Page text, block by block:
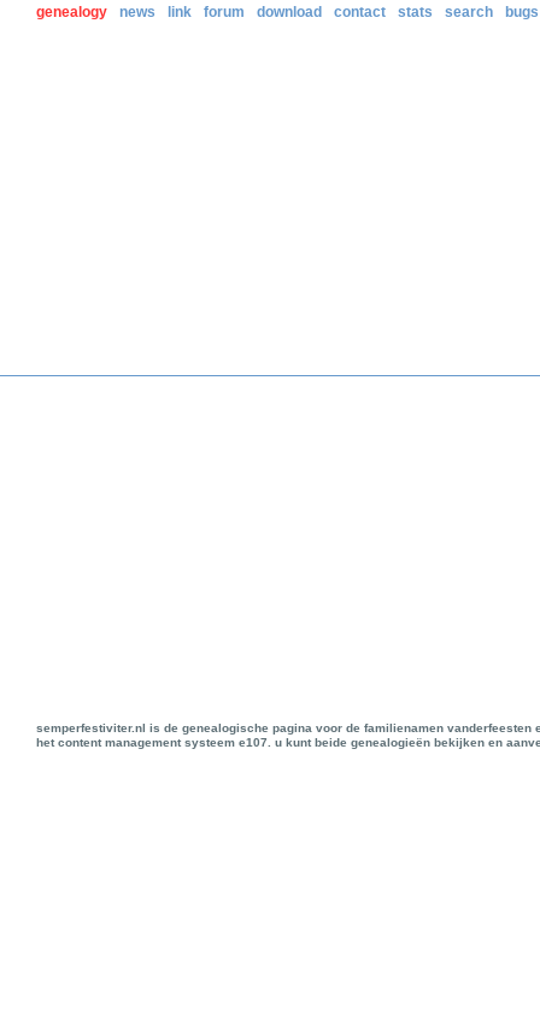
genealogy news link forum download contact stats search bugs
semperfestiviter.nl is de genealogische pagina voor de familienamen
het content management systeem e107. u kunt beide genealogieën bekijken en